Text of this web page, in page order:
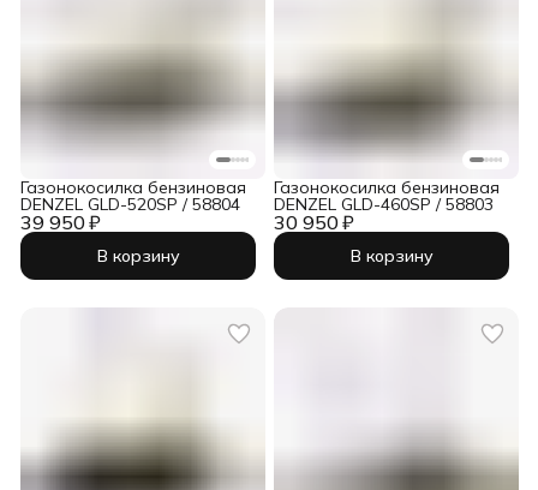
39 950 ₽
Газонокосилка бензиновая
DENZEL GLD-520SP / 58804
В корзину
30 950 ₽
Газонокосилка бензиновая
DENZEL GLD-460SP / 58803
В корзину